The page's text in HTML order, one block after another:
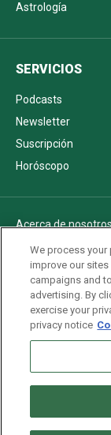
Astrología
SERVICIOS
Podcasts
Newsletter
Suscripción
Horóscopo
Acerca de
Politica de
Pautas Editoriales
AdChoices
Advertise with us
Newsletters
We process your
improve our
campaigns and
advertising. By
exercise your
privacy notice